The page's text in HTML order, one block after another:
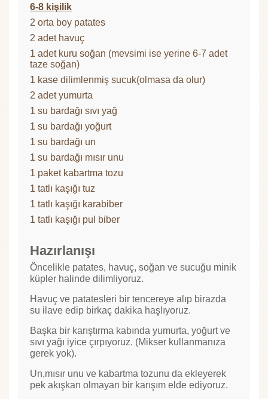
6-8 kişilik
2 orta boy patates
2 adet havuç
1 adet kuru soğan (mevsimi ise yerine 6-7 adet
taze soğan)
1 kase dilimlenmiş sucuk(olmasa da olur)
2 adet yumurta
1 su bardağı sıvı yağ
1 su bardağı yoğurt
1 su bardağı un
1 su bardağı mısır unu
1 paket kabartma tozu
1 tatlı kaşığı tuz
1 tatlı kaşığı karabiber
1 tatlı kaşığı pul biber
Hazırlanışı
Öncelikle patates, havuç, soğan ve sucuğu minik
küpler halinde dilimliyoruz.
Havuç ve patatesleri bir tencereye alıp birazda
su ilave edip birkaç dakika haşlıyoruz.
Başka bir karıştırma kabında yumurta, yoğurt ve
sıvı yağı iyice çırpıyoruz. (Mikser kullanmanıza
gerek yok).
Un,mısır unu ve kabartma tozunu da ekleyerek
pek akışkan olmayan bir karışım elde ediyoruz.